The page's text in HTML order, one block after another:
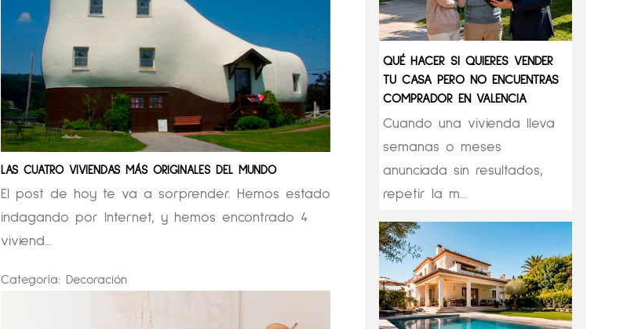
LAS CUATRO VIVIENDAS MÁS ORIGINALES DEL MUNDO
El post de hoy te va a sorprender. Hemos estado
indagando por Internet, y hemos encontrado 4
viviend...
Categoría: Decoración
QUÉ HACER SI QUIERES VENDER
TU CASA PERO NO ENCUENTRAS
COMPRADOR EN VALENCIA
Cuando una vivienda lleva
semanas o meses
anunciada sin resultados,
repetir la m...